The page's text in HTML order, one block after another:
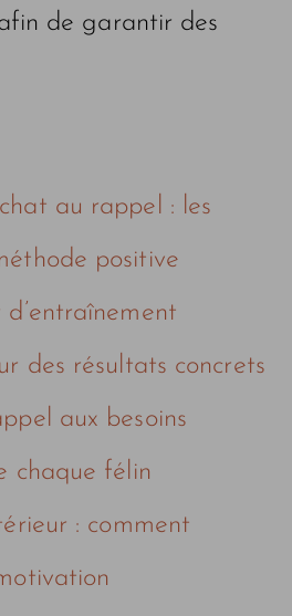
de garantir des
au rappel : les
positive
des résultats concrets
aux besoins
chaque félin
: comment